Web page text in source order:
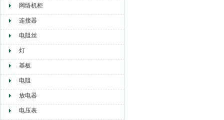
网络机柜
连接器
电阻丝
灯
基板
电阻
放电器
电压表